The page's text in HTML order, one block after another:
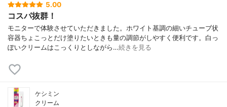
5.00
コスパ抜群！
モニターで体験させていただきました。ホワイト基調の細いチューブ状
容器ちょこっとだけ塗りたいときも量の調節がしやすく便利です。白っ
ぽいクリームはこっくりとしながら…続きを見る
ケシミン
クリーム